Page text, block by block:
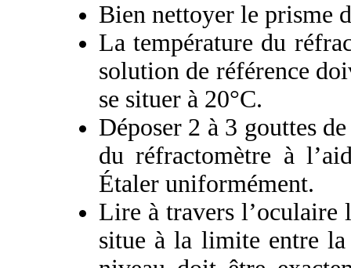
Bien nettoyer le prisme
La température du
solution de référence
se situer à 20°C.
Déposer 2 à 3 gouttes
du réfractomètre à
Étaler uniformément.
Lire à travers l’oculaire
situe à la limite entre